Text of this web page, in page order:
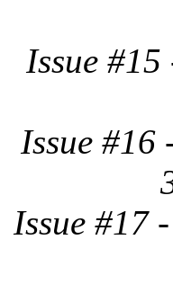
Issue
Issue
Issue #17